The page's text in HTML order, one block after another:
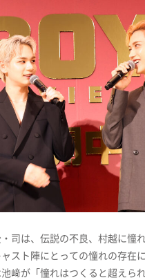
司は、伝説の不良、村越に憧
スト陣にとっての憧れの存在
﨑が「憧れはつくると超えら